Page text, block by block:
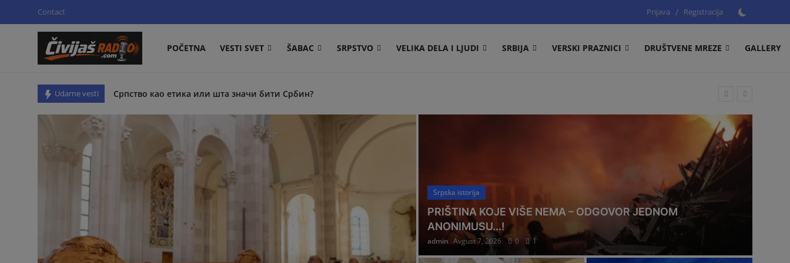
Contact Prijava / Registracija
POČETNA VESTI SVET ŠABAC SRPSTVO VELIKA DELA I LJUDI SRBIJA VERSKI PRAZNICI DRUŠTVENE MREZE
GALLERY
Prijava
Početna
Velika dela i ljudi
Udarne vesti
Српство као етика или шта значи бити Србин?
Biti novinar u Šapcu nikada nije bilo lako
Danas sunčano i toplije
Proslava pravoslavnog vaskrsa u srbiji tradicija
Povodom teksta “Gde su četničke bitke protiv okupatora”
Захтевамо да се утврди да ли Владан Петров
REPERTOAR BIOSKOPA CINE GRAND BIG ŠABAC
Потпуна блокада мореуза Хормуз поново је на снази
Srpski heroji
Srpska istorija
PRIŠTINA KOJE VIŠE NEMA – ODGOVOR JEDNOM
ANONIMUSU...!
admin Avgust 7, 2026 0 1